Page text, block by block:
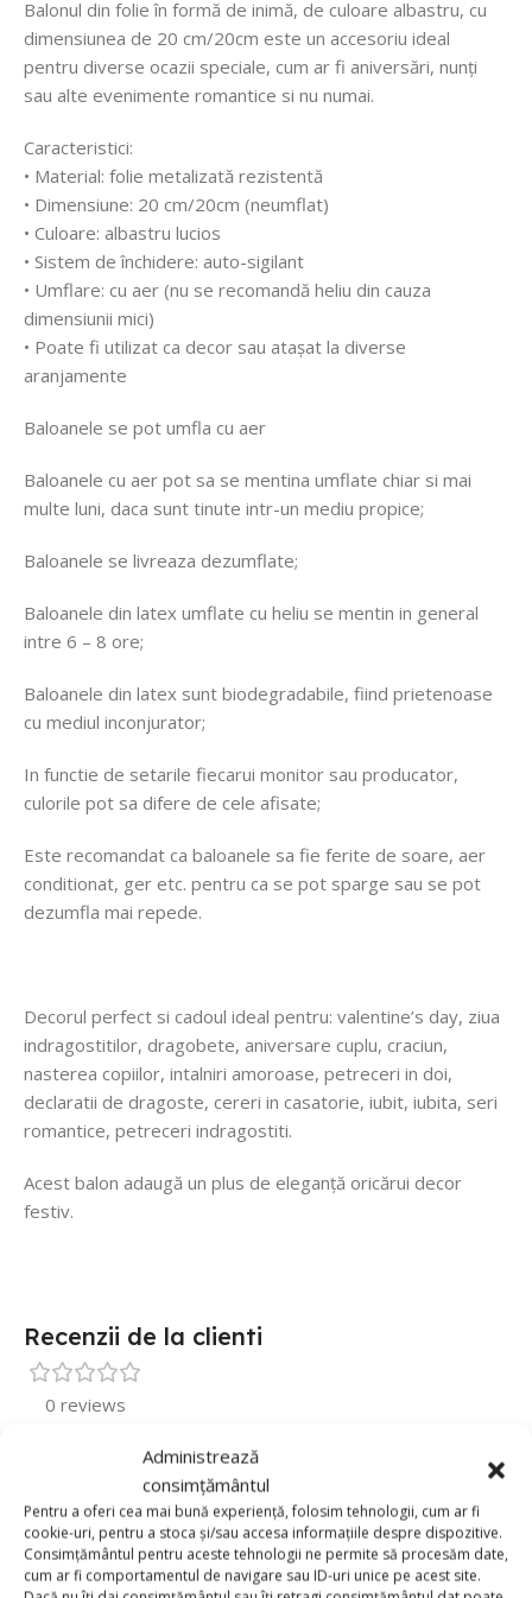
Administrează
consimțământul
Pentru a oferi cea mai bună experiență, folosim tehnologii, cum ar fi
cookie-uri, pentru a stoca și/sau accesa informațiile despre dispozitive.
Consimțământul pentru aceste tehnologii ne permite să procesăm date,
cum ar fi comportamentul de navigare sau ID-uri unice pe acest site.
Balonul din folie în formă de inimă, de culoare albastru, cu
dimensiunea de 20 cm/20cm este un accesoriu ideal
pentru diverse ocazii speciale, cum ar fi aniversări, nunți
sau alte evenimente romantice si nu numai.
Caracteristici:
• Material: folie metalizată rezistentă
• Dimensiune: 20 cm/20cm (neumflat)
• Culoare: albastru lucios
• Sistem de închidere: auto-sigilant
• Umflare: cu aer (nu se recomandă heliu din cauza
dimensiunii mici)
• Poate fi utilizat ca decor sau atașat la diverse
aranjamente
Baloanele se pot umfla cu aer
Baloanele cu aer pot sa se mentina umflate chiar si mai
multe luni, daca sunt tinute intr-un mediu propice;
Baloanele se livreaza dezumflate;
Baloanele din latex umflate cu heliu se mentin in general
intre 6 – 8 ore;
Baloanele din latex sunt biodegradabile, fiind prietenoase
cu mediul inconjurator;
In functie de setarile fiecarui monitor sau producator,
culorile pot sa difere de cele afisate;
Este recomandat ca baloanele sa fie ferite de soare, aer
conditionat, ger etc. pentru ca se pot sparge sau se pot
dezumfla mai repede.
Decorul perfect si cadoul ideal pentru: valentine’s day, ziua
indragostitilor, dragobete, aniversare cuplu, craciun,
nasterea copiilor, intalniri amoroase, petreceri in doi,
declaratii de dragoste, cereri in casatorie, iubit, iubita, seri
romantice, petreceri indragostiti.
Acest balon adaugă un plus de eleganță oricărui decor
festiv.
Recenzii de la clienti
0 reviews
0
0
0
0